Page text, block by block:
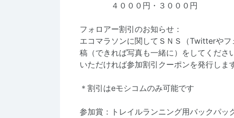
４０００円・３０
フォロアー割引のお知らせ：
エコマラソンに関してＳＮＳ（Twitterや
稿（できれば写真も一緒に）をしてくだ
いただければ参加割引クーポンを発行します
＊割引はeモシコムのみ可能です
参加賞：トレイルランニング用バックパッ